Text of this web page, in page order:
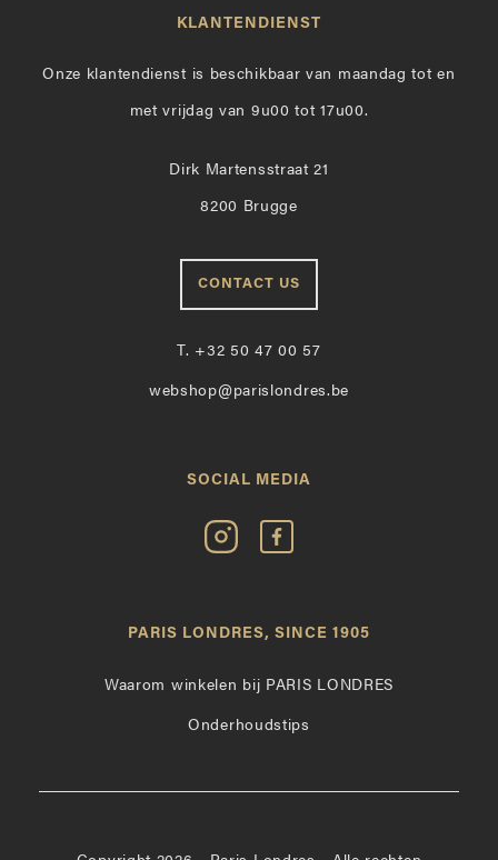
KLANTENDIENST
Onze klantendienst is beschikbaar van maandag tot en
met vrijdag van 9u00 tot 17u00.
Dirk Martensstraat 21
8200 Brugge
CONTACT US
T. +32 50 47 00 57
webshop@parislondres.be
SOCIAL MEDIA
Volg
Paris
Instagram
Vind
op
PARIS LONDRES, SINCE 1905
Waarom winkelen bij PARIS LONDRES
Onderhoudstips